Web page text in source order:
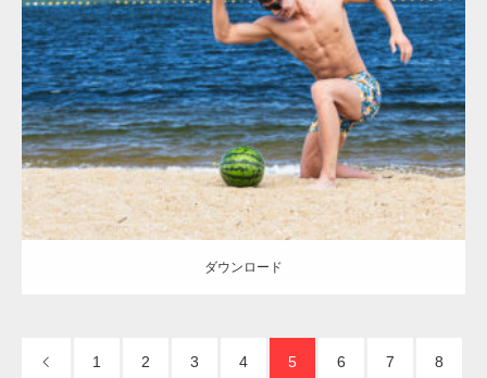
Update:2021.07.8
Category:海のマッチョ オレンジの人 AKIHITO(細マッチョ) 腹筋 手
刀マッチョ
ダウンロード
ダウンロード
1 2 3 4 5 6 7 8
【TV】TBS番組「ひるおび」にてマッスルプ
ラスが紹介されま…
TOKYO FMラジオ番組「ONE MORNING」
で紹介さ…
た（6/8放送）